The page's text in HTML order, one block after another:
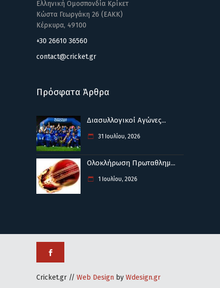
Ελληνική Ομοσπονδία Κρίκετ
Κώστα Γεωργάκη 26 (ΕΑΚΚ)
Κέρκυρα, 49100
+30 26610 36560
contact@cricket.gr
Πρόσφατα Άρθρα
Διασυλλογικοί Αγώνες...
31 Ιουλίου, 2026
Ολοκλήρωση Πρωταθλημ...
1 Ιουλίου, 2026
Cricket.gr // Web Design by Wdesign.gr